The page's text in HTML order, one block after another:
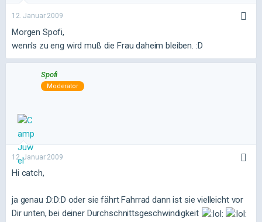
12. Januar 2009
Morgen Spofi,
wenn's zu eng wird muß die Frau daheim bleiben. :D
Spofi
Moderator
12. Januar 2009
Hi catch,
ja genau :D:D:D oder sie fährt Fahrrad dann ist sie vielleicht vor
Dir unten, bei deiner Durchschnittsgeschwindigkeit